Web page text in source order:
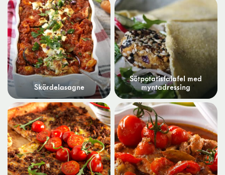
Skördelasagne
Sötpotatisfalafel med
myntadressing